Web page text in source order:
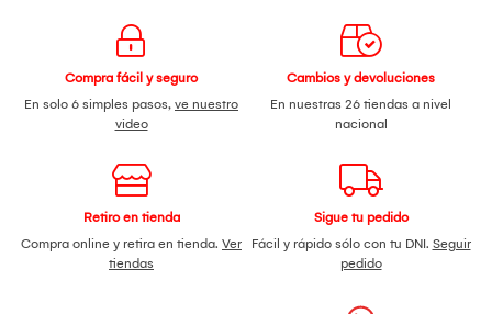
Compra fácil y seguro
En solo 6 simples pasos, ve nuestro
video
Cambios y devoluciones
En nuestras 26 tiendas a nivel
nacional
Retiro en tienda
Compra online y retira en tienda. Ver
tiendas
Sigue tu pedido
Fácil y rápido sólo con tu DNI. Seguir
pedido